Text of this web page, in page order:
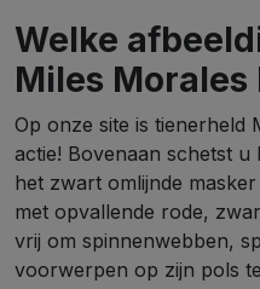
Welke
Miles
Op onze site is tienerheld
actie! Bovenaan schetst u
het zwart omlijnde
met opvallende rode,
vrij om spinnenwebben,
voorwerpen op zijn pols